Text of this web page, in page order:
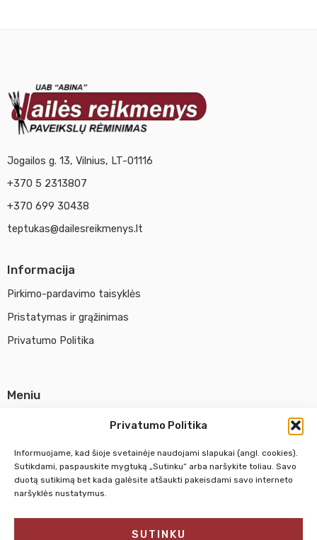
Privatumo Politika
Informuojame, kad šioje svetainėje naudojami slapukai (angl. cookies).
Sutikdami, paspauskite mygtuką „Sutinku“ arba naršykite toliau. Savo
duotą sutikimą bet kada galėsite atšaukti pakeisdami savo interneto
naršyklės nustatymus.
SUTINKU
Jogailos g. 13, Vilnius, LT-01116
+370 5 2313807
+370 699 30438
teptukas@dailesreikmenys.lt
Informacija
Pirkimo-pardavimo taisyklės
Pristatymas ir grąžinimas
Privatumo Politika
Meniu
Susisiekti su mumis